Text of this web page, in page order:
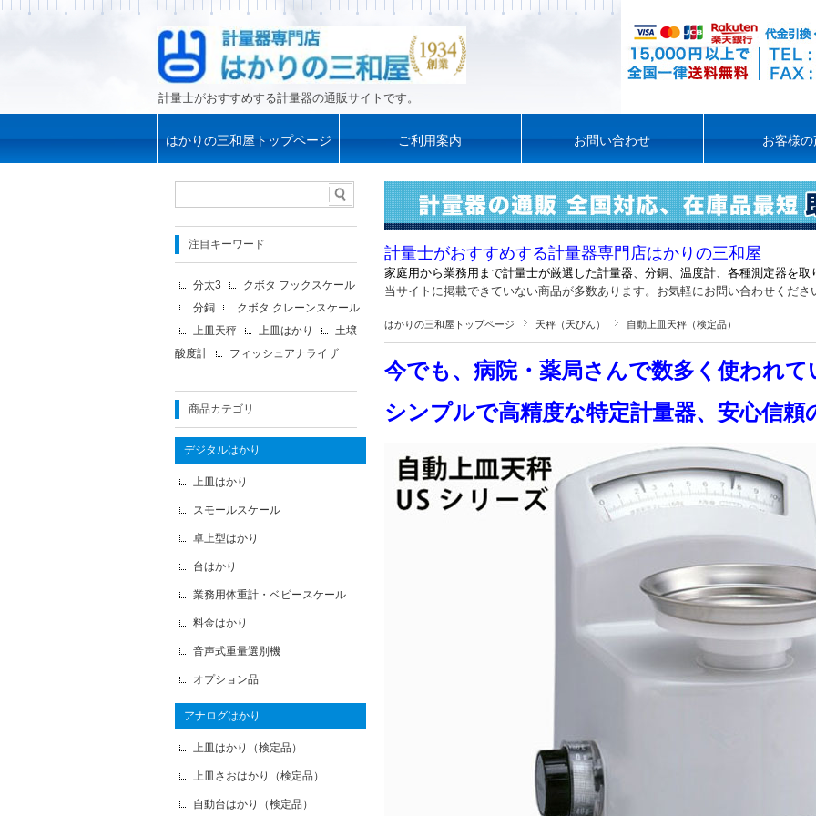
計量士がおすすめする計量器の通販サイトです。
はかりの三和屋トップページ ご利用案内 お問い合わせ お客様の
計量士がおすすめする計量器専門店はかりの三和屋
家庭用から業務用まで計量士が厳選した計量器、 分銅、温度計、各種測定器を
当サイトに掲載できていない商品が多数あります。お気軽にお問い合わせくださ
はかりの三和屋トップページ 天秤（天びん） 自動上皿天秤（検定品）
今でも、病院・薬局さんで数多く使われ
シンプルで高精度な特定計量器、安心信頼
注目キーワード
分太3
クボタ フックスケール
分銅
クボタ クレーンスケール
上皿天秤
上皿はかり
土壌
酸度計
フィッシュアナライザ
商品カテゴリ
デジタルはかり
上皿はかり
スモールスケール
卓上型はかり
台はかり
業務用体重計・ベビースケール
料金はかり
音声式重量選別機
オプション品
アナログはかり
上皿はかり（検定品）
上皿さおはかり（検定品）
自動台はかり（検定品）